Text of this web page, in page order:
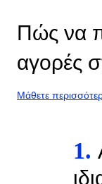
Πώς να
αγορές
Μάθετε
1.